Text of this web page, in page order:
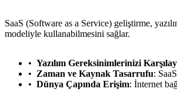
SaaS (Software as a Service) geliştirme,
modeliyle kullanabilmesini sağlar.
Yazılım Gereksinimlerinizi
Zaman ve Kaynak Tasarrufu:
Dünya Çapında Erişim: İnternet